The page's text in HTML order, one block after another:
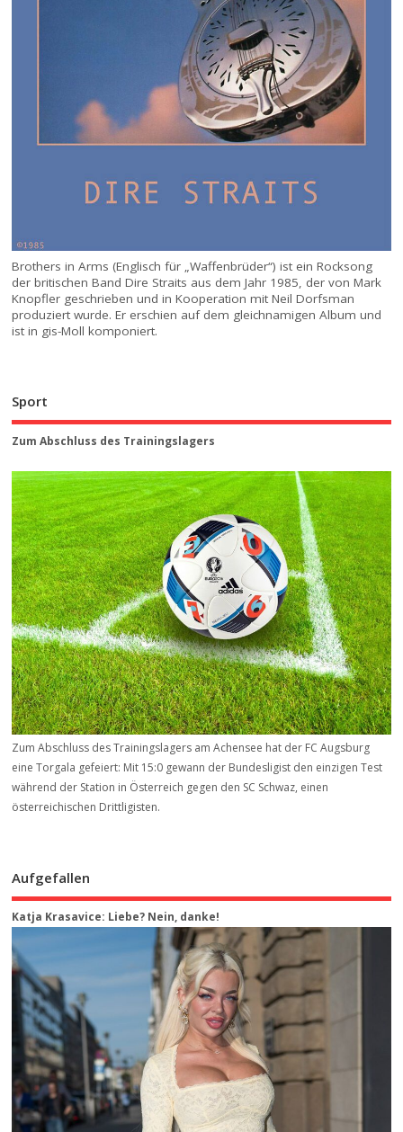
Brothers in Arms (Englisch für „Waffenbrüder“) ist ein Rocksong
der britischen Band Dire Straits aus dem Jahr 1985, der von Mark
Knopfler geschrieben und in Kooperation mit Neil Dorfsman
produziert wurde. Er erschien auf dem gleichnamigen Album und
ist in gis-Moll komponiert.
Sport
Zum Abschluss des Trainingslagers
Zum Abschluss des Trainingslagers am Achensee hat der FC Augsburg
eine Torgala gefeiert: Mit 15:0 gewann der Bundesligist den einzigen Test
während der Station in Österreich gegen den SC Schwaz, einen
österreichischen Drittligisten.
Aufgefallen
Katja Krasavice: Liebe? Nein, danke!